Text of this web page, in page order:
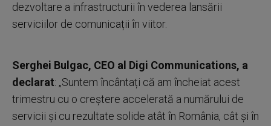
dezvoltare a infrastructurii în vederea lansării
serviciilor de comunicații în viitor.
Serghei Bulgac, CEO al Digi Communications, a
declarat: „Suntem încântați că am încheiat acest
trimestru cu o creștere accelerată a numărului de
servicii și cu rezultate solide atât în România, cât și în